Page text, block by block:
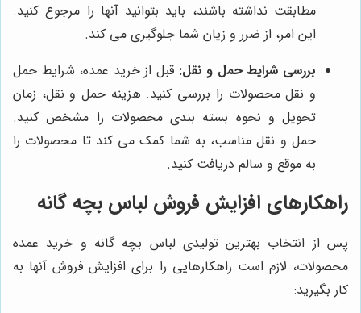
مطابقت نداشته باشند، باید بتوانید آنها را مرجوع کنید.
این امر، از ضرر و زیان شما جلوگیری می کند.
بررسی شرایط حمل و نقل: قبل از خرید عمده، شرایط حمل
و نقل محصولات را بررسی کنید. هزینه حمل و نقل، زمان
تحویل و نحوه بسته بندی محصولات را مشخص کنید.
حمل و نقل مناسب، به شما کمک می کند تا محصولات را
به موقع و سالم دریافت کنید.
راهکارهای افزایش فروش لباس بچه گانه
پس از انتخاب بهترین تولیدی لباس بچه گانه و خرید عمده
محصولات، لازم است راهکارهایی را برای افزایش فروش آنها به
کار بگیرید: